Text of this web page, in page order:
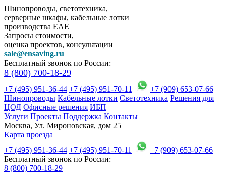
Шинопроводы, светотехника,
серверные шкафы, кабельные лотки
производства EAE
Запросы стоимости,
оценка проектов, консультации
sale@ensaving.ru
Бесплатный звонок по России:
8 (800) 700-18-29
+7 (495) 951-36-44 +7 (495) 951-70-11
+7 (909) 653-07-66
Шинопроводы Кабельные лотки Светотехника Решения для
ЦОД Офисные решения ИБП
Услуги Проекты Поддержка Контакты
Москва, Ул. Мироновская, дом 25
Карта проезда
+7 (495) 951-36-44 +7 (495) 951-70-11
+7 (909) 653-07-66
Бесплатный звонок по России:
8 (800) 700-18-29